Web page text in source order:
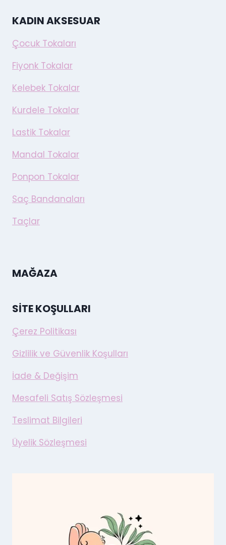
KADIN AKSESUAR
Çocuk Tokaları
Fiyonk Tokalar
Kelebek Tokalar
Kurdele Tokalar
Lastik Tokalar
Mandal Tokalar
Ponpon Tokalar
Saç Bandanaları
Taçlar
MAĞAZA
SITE KOŞULLARI
Çerez Politikası
Gizlilik ve Güvenlik Koşulları
İade & Değişim
Mesafeli Satış Sözleşmesi
Teslimat Bilgileri
Üyelik Sözleşmesi